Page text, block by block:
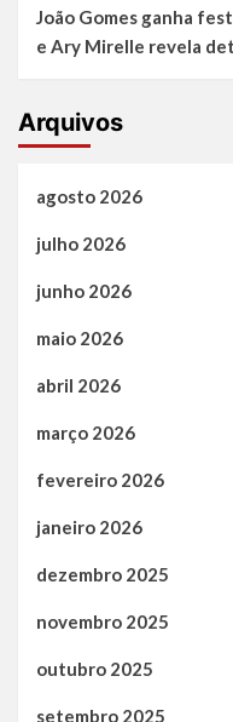
João Gomes ganha
e Ary Mirelle revela
Arquivos
agosto 2026
julho 2026
junho 2026
maio 2026
abril 2026
março 2026
fevereiro 2026
janeiro 2026
dezembro 2025
novembro 2025
outubro 2025
setembro 2025